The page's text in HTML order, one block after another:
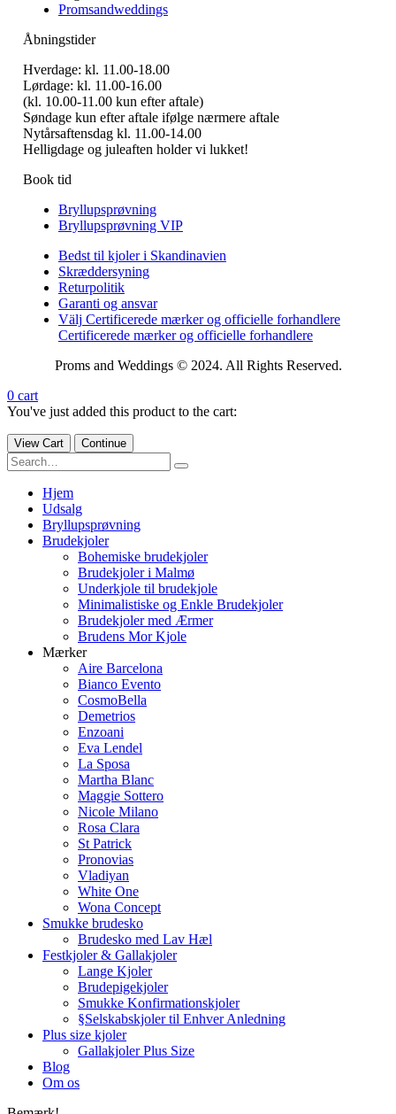
Promsandweddings
Åbningstider
Hverdage: kl. 11.00-18.00
Lørdage: kl. 11.00-16.00
(kl. 10.00-11.00 kun efter aftale)
Søndage kun efter aftale ifølge nærmere aftale
Nytårsaftensdag kl. 11.00-14.00
Helligdage og juleaften holder vi lukket!
Book tid
Bryllupsprøvning
Bryllupsprøvning VIP
Bedst til kjoler i Skandinavien
Skræddersyning
Returpolitik
Garanti og ansvar
Välj Certificerede mærker og officielle forhandlere
Certificerede mærker og officielle forhandlere
Proms and Weddings © 2024. All Rights Reserved.
0 cart
You've just added this product to the cart:
View Cart Continue
Hjem
Udsalg
Bryllupsprøvning
Brudekjoler
Bohemiske brudekjoler
Brudekjoler i Malmø
Underkjole til brudekjole
Minimalistiske og Enkle Brudekjoler
Brudekjoler med Ærmer
Brudens Mor Kjole
Mærker
Aire Barcelona
Bianco Evento
CosmoBella
Demetrios
Enzoani
Eva Lendel
La Sposa
Martha Blanc
Maggie Sottero
Nicole Milano
Rosa Clara
St Patrick
Pronovias
Vladiyan
White One
Wona Concept
Smukke brudesko
Brudesko med Lav Hæl
Festkjoler & Gallakjoler
Lange Kjoler
Brudepigekjoler
Smukke Konfirmationskjoler
§Selskabskjoler til Enhver Anledning
Plus size kjoler
Gallakjoler Plus Size
Blog
Om os